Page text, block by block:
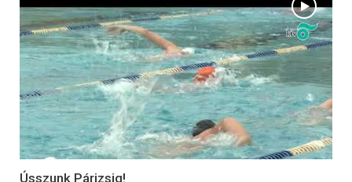
Ússzunk Párizsig!